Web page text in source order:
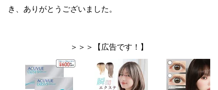
き、ありがとうございました。
＞＞＞【広告です！】